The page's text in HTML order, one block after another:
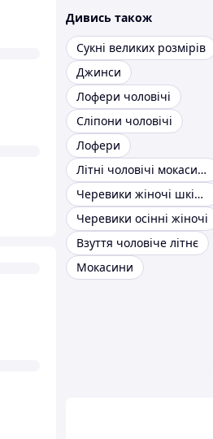
Дивись також
Сукні великих розмірів
Джинси
Лофери чоловічі
Сліпони чоловічі
Лофери
Літні чоловічі мокасини
Черевики жіночі шкіряні
Черевики осінні жіночі
Взуття чоловіче літнє
Мокасини